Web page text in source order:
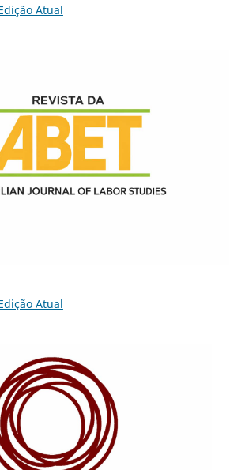
Atual
Atual